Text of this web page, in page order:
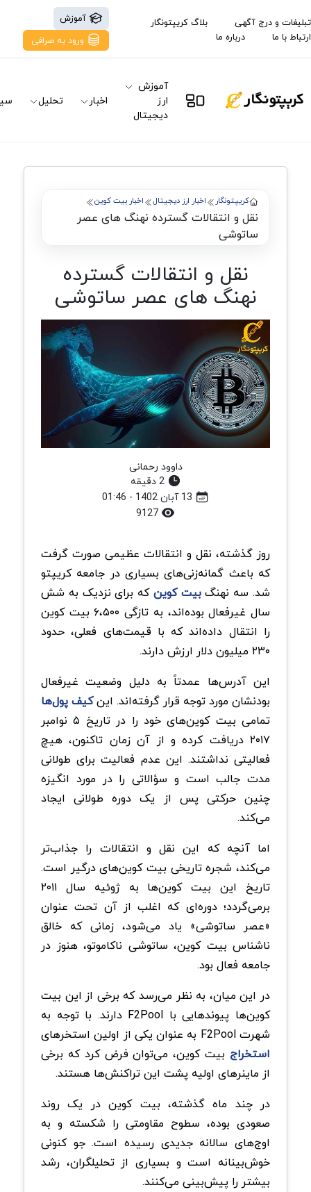
تبلیغات و درج آگهی
بلاگ کریپتونگار
ارتباط با ما
درباره ما
آموزش
ورود به صرافی
آموزش
ارز
دیجیتال
اخبار تحلیل
کریپتونگار اخبار ارز دیجیتال اخبار بیت کوین
نقل و انتقالات گسترده نهنگ های عصر
ساتوشی
نقل و انتقالات گسترده
نهنگ های عصر ساتوشی
داوود رحمانی
2 دقیقه
روز گذشته، نقل و انتقالات عظیمی صورت گرفت
که باعث گمانه‌زنی‌های بسیاری در جامعه کریپتو
شد. سه نهنگبیت کوینکه برای نزدیک به شش
سال غیرفعال بوده‌اند، به تازگی ۶،۵۰۰ بیت کوین
را انتقال داده‌اند که با قیمت‌های فعلی، حدود
۲۳۰ میلیون دلار ارزش دارند.
این آدرس‌ها عمدتاً به دلیل وضعیت غیرفعال
بودنشان مورد توجه قرار گرفته‌اند. اینکیف پول‌ها
تمامی بیت کوین‌های خود را در تاریخ ۵ نوامبر
۲۰۱۷ دریافت کرده و از آن زمان تاکنون، هیچ
فعالیتی نداشتند. این عدم فعالیت برای طولانی‌
مدت جالب است و سؤالاتی را در مورد انگیزه
چنین حرکتی پس از یک دوره طولانی ایجاد
می‌کند.
اما آنچه که این نقل و انتقالات را جذاب‌تر
می‌کند، شجره تاریخی بیت کوین‌های درگیر است.
تاریخ این بیت کوین‌ها به ژوئیه سال ۲۰۱۱
برمی‌گردد؛ دوره‌ای که اغلب از آن تحت عنوان
«عصر ساتوشی» یاد می‌شود، زمانی که خالق
ناشناس بیت کوین، ساتوشی ناکاموتو، هنوز در
جامعه فعال بود.
در این میان، به نظر می‌رسد که برخی از این بیت
کوین‌ها پیوندهایی با F2Pool دارند. با توجه به
شهرت F2Pool به عنوان یکی از اولین استخرهای
استخراج بیت کوین، می‌توان فرض کرد که برخی
از ماینرهای اولیه پشت این تراکنش‌ها هستند.
در چند ماه گذشته، بیت کوین در یک روند
صعودی بوده، سطوح مقاومتی را شکسته و به
اوج‌های سالانه جدیدی رسیده است. جو کنونی
خوش‌بینانه است و بسیاری از تحلیلگران، رشد
بیشتر را پیش‌بینی می‌کنند.